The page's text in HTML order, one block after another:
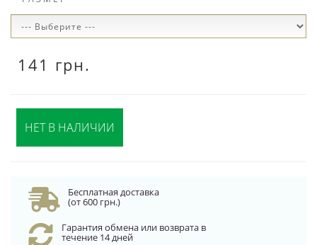
141 грн.
НЕТ В НАЛИЧИИ
Бесплатная доставка
(от 600 грн.)
Гарантия обмена или возврата в
течение 14 дней